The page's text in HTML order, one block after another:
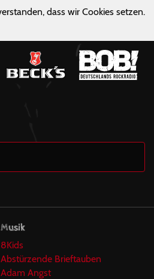
dass wir Cookies setzen.
Musik
8Kids
Abstürzende Brieftauben
Adam Angst